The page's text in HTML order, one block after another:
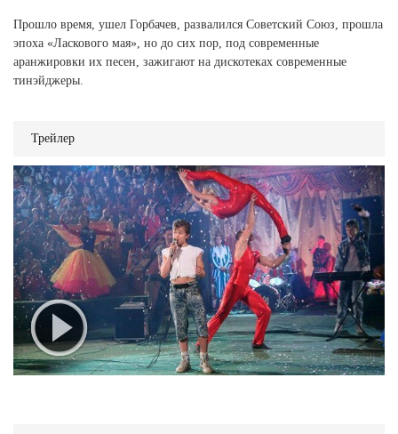
Прошло время, ушел Горбачев, развалился Советский Союз, прошла
эпоха «Ласкового мая», но до сих пор, под современные
аранжировки их песен, зажигают на дискотеках современные
тинэйджеры.
Трейлер